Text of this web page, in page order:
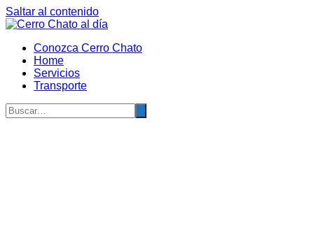
Saltar al contenido
Conozca Cerro Chato
Home
Servicios
Transporte